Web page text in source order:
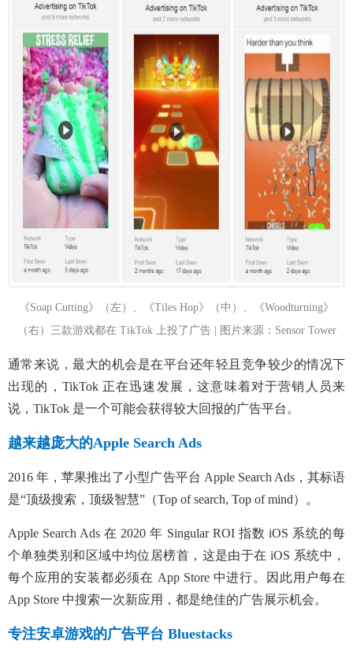
《Soap Cutting》（左）、《Tiles Hop》（中）、《Woodturning》
（右）三款游戏都在 TikTok 上投了广告 | 图片来源：Sensor Tower
通常来说，最大的机会是在平台还年轻且竞争较少的情况下
出现的，TikTok 正在迅速发展，这意味着对于营销人员来
说，TikTok 是一个可能会获得较大回报的广告平台。
越来越庞大的Apple Search Ads
2016 年，苹果推出了小型广告平台 Apple Search Ads，其标语
是“顶级搜索，顶级智慧” （Top of search, Top of mind） 。
Apple Search Ads 在 2020 年 Singular ROI 指数 iOS 系统的每
个单独类别和区域中均位居榜首，这是由于在 iOS 系统中，
每个应用的安装都必须在 App Store 中进行。因此用户每在
App Store 中搜索一次新应用，都是绝佳的广告展示机会。
专注安卓游戏的广告平台 Bluestacks